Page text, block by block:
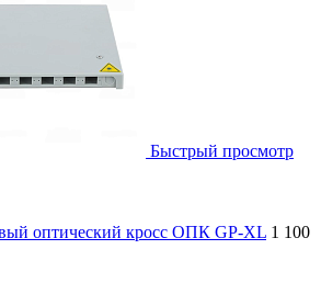
Быстрый просмотр
оптический кросс ОПК GP-XL 1 100